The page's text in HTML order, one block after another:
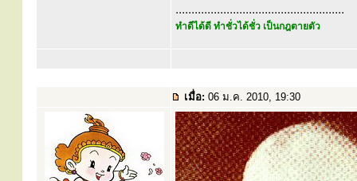
.....................................................
ทำดีได้ดี ทำชั่วได้ชั่ว เป็นกฎตายตัว
เมื่อ: 06 ม.ค. 2010, 19:30